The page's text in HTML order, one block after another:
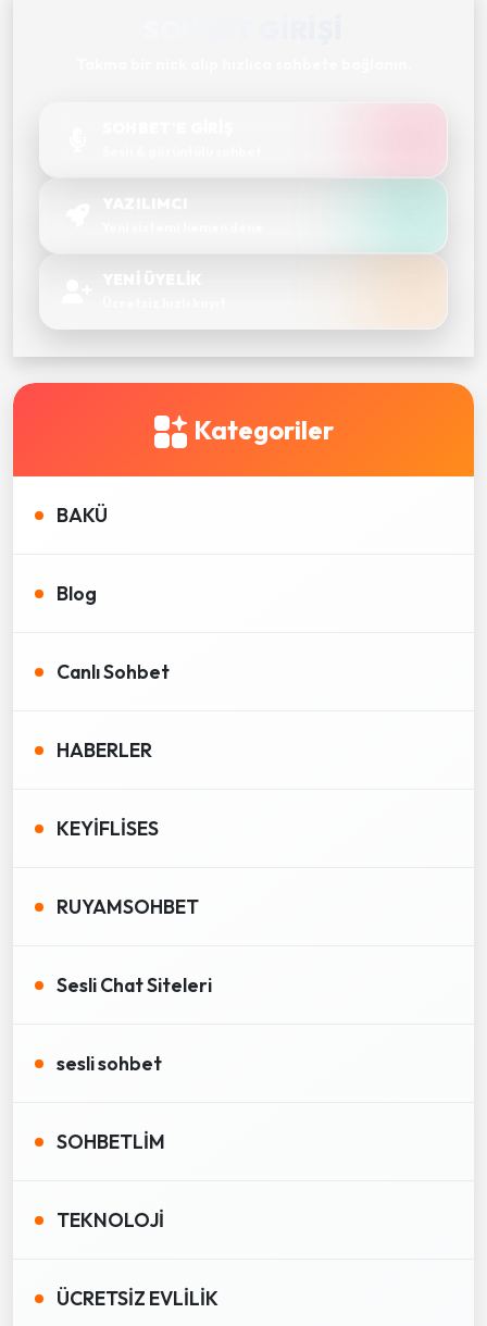
Kategoriler
BAKÜ
Blog
Canlı Sohbet
HABERLER
KEYİFLİSES
RUYAMSOHBET
Sesli Chat Siteleri
sesli sohbet
SOHBETLİM
TEKNOLOJİ
ÜCRETSİZ EVLİLİK